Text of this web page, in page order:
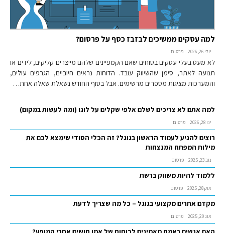
למה עסקים ממשיכים לבזבז כסף על פרסום?
יולי 26, 2026 פרסום
לא מעט בעלי עסקים בטוחים שאם הקמפיינים שלהם מייצרים קליקים, לידים או
תנועה לאתר, סימן שהשיווק עובד. הדוחות נראים חיוביים, הגרפים עולים,
והמערכות מציגות מספרים מרשימים. אבל בסוף החודש נשאלת שאלה אחת…
למה אתם לא צריכים לשלם אלפי שקלים על לוגו (ומה לעשות במקום)
ינו 28, 2026 פרסום
רוצים להגיע לעמוד הראשון בגוגל? זה הכלי הסודי שימצא לכם את
מילות המפתח המנצחות
נוב 23, 2025 פרסום
ללמוד להיות משווק ברשת
אוק 28, 2025 פרסום
מקדם אתרים מקצועי בגוגל – כל מה שצריך לדעת
אוג 20, 2025 פרסום